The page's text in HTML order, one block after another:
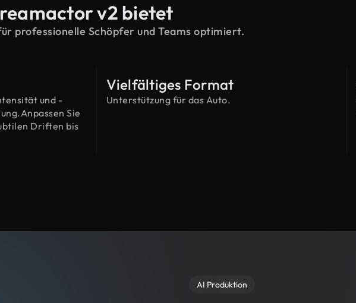
v2 bietet
professionelle Schöpfer und Teams optimiert.
und -
Sie
Driften bis
Vielfältiges Format
Unterstützung für das Auto.
AI Produktion